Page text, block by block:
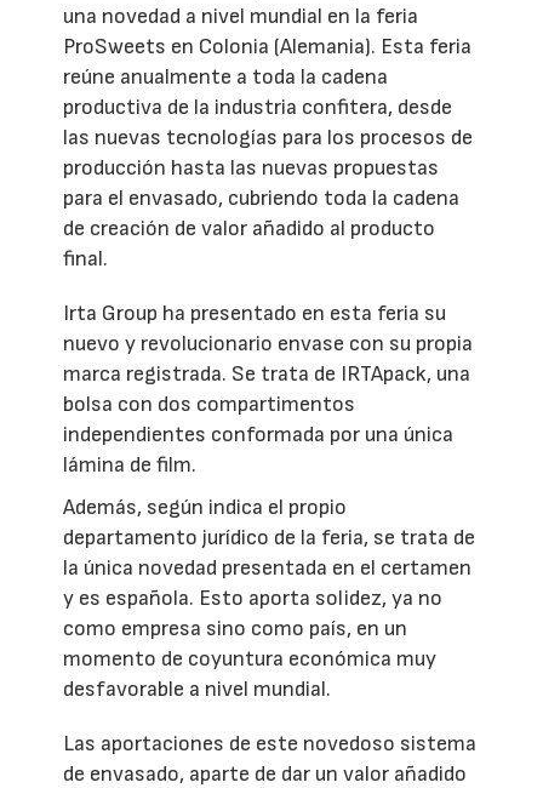
una novedad a nivel mundial en la feria
ProSweets en Colonia (Alemania). Esta feria
reúne anualmente a toda la cadena
productiva de la industria confitera, desde
las nuevas tecnologías para los procesos de
producción hasta las nuevas propuestas
para el envasado, cubriendo toda la cadena
de creación de valor añadido al producto
final.
Irta Group ha presentado en esta feria su
nuevo y revolucionario envase con su propia
marca registrada. Se trata de IRTApack, una
bolsa con dos compartimentos
independientes conformada por una única
lámina de film.
Además, según indica el propio
departamento jurídico de la feria, se trata de
la única novedad presentada en el certamen
y es española. Esto aporta solidez, ya no
como empresa sino como país, en un
momento de coyuntura económica muy
desfavorable a nivel mundial.
Las aportaciones de este novedoso sistema
de envasado, aparte de dar un valor añadido